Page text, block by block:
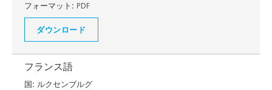
フォーマット: PDF
ダウンロード
フランス語
国: ルクセンブルグ